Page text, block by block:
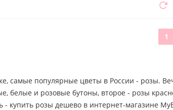
1
самые популярные цветы в России - розы.
белые и розовые бутоны, второе - розы
- купить розы дешево в интернет-магазине